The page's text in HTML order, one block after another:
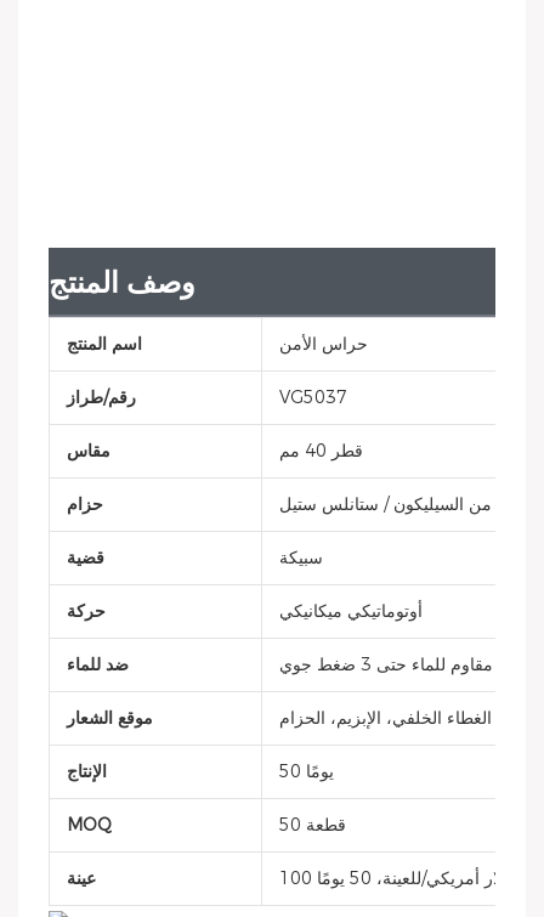
وصف المنتج
اسم المنتج حراس الأمن
رقم/طراز VG5037
مقاس قطر 40 مم
حزام سوار من السيليكون / ستانلس ستيل
قضية سبيكة
حركة أوتوماتيكي ميكانيكي
ضد للماء مقاوم للماء حتى 3 ضغط جوي
موقع الشعار التاج، الغطاء الخلفي، الإبزيم، الحزام
الإنتاج 50 يومًا
MOQ 50 قطعة
عينة 100 دولار أمريكي/للعينة، 50 يومًا